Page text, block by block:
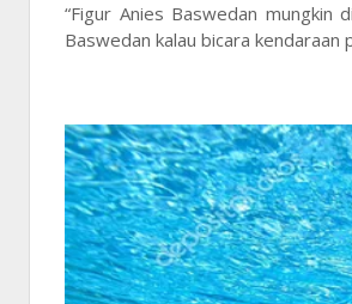
“Figur Anies Baswedan mungkin
Baswedan kalau bicara kendaraan